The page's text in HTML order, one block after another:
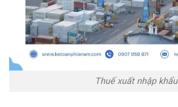
Thuế xuất nhập khẩu